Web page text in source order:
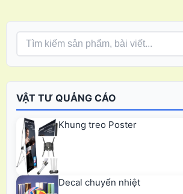
VẬT TƯ QUẢNG CÁO
Khung treo Poster
Decal chuyển nhiệt